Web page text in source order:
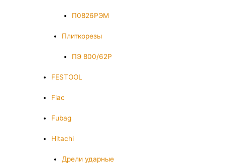
П0826РЭМ
Плиткорезы
ПЭ 800/62Р
FESTOOL
Fiac
Fubag
Hitachi
Дрели ударные